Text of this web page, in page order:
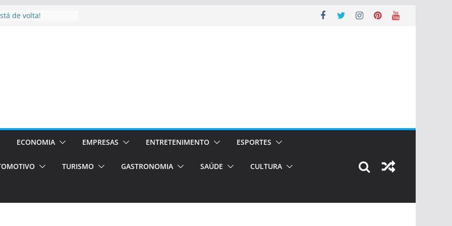
será a capital
Estão
Orientados
E VAN
em Porto
bolsas –
ECONOMIA EMPRESAS ENTRETENIMENTO ESPORTES
TURISMO GASTRONOMIA SAÚDE CULTURA